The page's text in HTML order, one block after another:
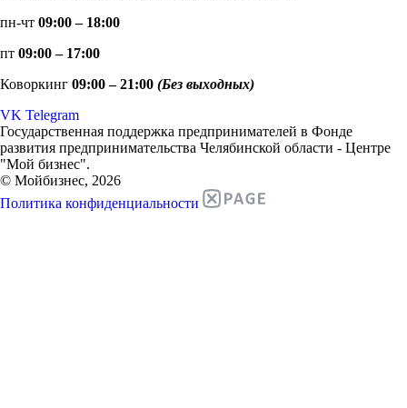
пн-чт 09:00 – 18:00
пт 09:00 – 17:00
Коворкинг 09:00 – 21:00 (Без выходных)
VK Telegram
Государственная поддержка предпринимателей в Фонде
развития предпринимательства Челябинской области - Центре
"Мой бизнес".
© Мойбизнес, 2026
Политика конфиденциальности